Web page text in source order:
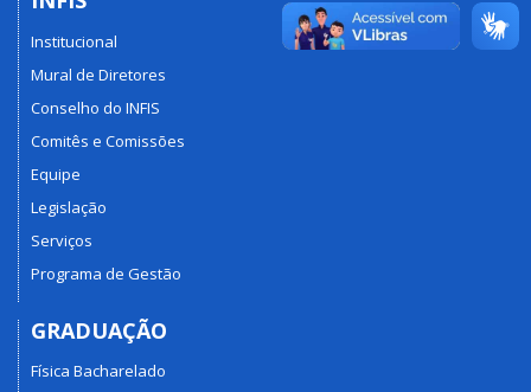
Institucional
Mural de Diretores
Conselho do INFIS
Comitês e Comissões
Equipe
Legislação
Serviços
Programa de Gestão
GRADUAÇÃO
Física Bacharelado